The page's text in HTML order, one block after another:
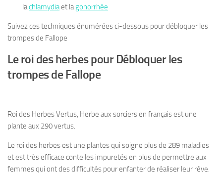
lachlamydiaet lagonorrhée
Suivez ces techniques énumérées ci-dessous pour débloquer les
trompes de Fallope
Le roi des herbes pour Débloquer les
trompes de Fallope
Roi des Herbes Vertus, Herbe aux sorciers en français est une
plante aux 290 vertus.
Le roi des herbes est une plantes qui soigne plus de 289 maladies
et est très efficace conte les impuretés en plus de permettre aux
femmes qui ont des difficultés pour enfanter de réaliser leur rêve.